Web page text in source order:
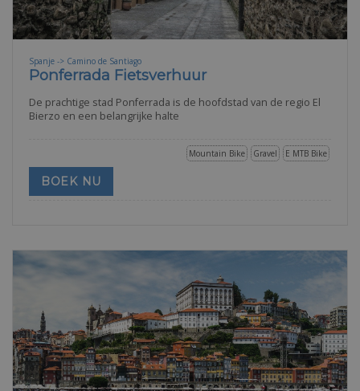
Spanje -> Camino de Santiago
Ponferrada Fietsverhuur
De prachtige stad Ponferrada is de hoofdstad van de regio El
Bierzo en een belangrijke halte
E MTB Bike
Gravel
Mountain Bike
BOEK NU